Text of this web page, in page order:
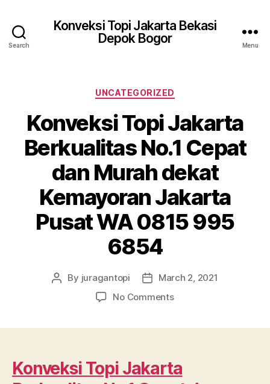
Search
Konveksi Topi Jakarta Bekasi
Depok Bogor
Menu
Categories
UNCATEGORIZED
Konveksi Topi Jakarta
Berkualitas No.1 Cepat
dan Murah dekat
Kemayoran Jakarta
Pusat WA 0815 995
6854
Post
By juragantopi
PostMarch 2, 2021
No Commentson
No.1
Cepat
Konveksi Topi Jakarta